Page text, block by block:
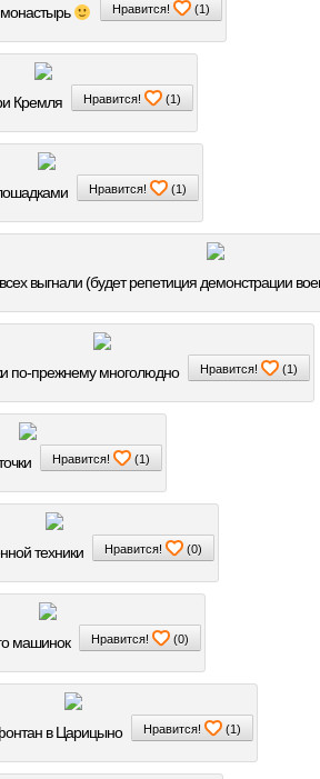
Нравится! (1 )
Кремля Нравится! (1 )
Нравится! (1 )
выгнали (будет репетиция демонстрации
по-прежнему многолюдно Нравится! (1 )
Нравится! (1 )
техники Нравится! (0)
машинок Нравится! (0)
в Царицыно Нравится! (1 )